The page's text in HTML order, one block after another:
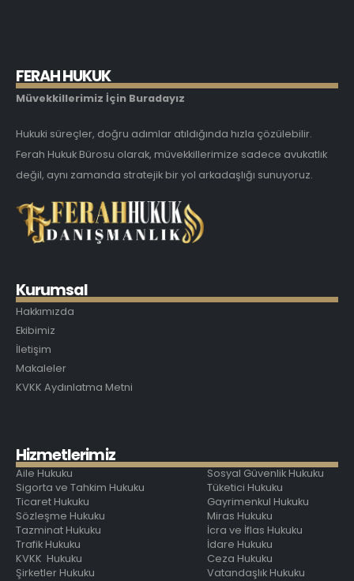
FERAHHUKUK
Müvekkillerimiz İçin Buradayız
Hukuki süreçler, doğru adımlar atıldığında hızla çözülebilir.
Ferah Hukuk Bürosu olarak, müvekkillerimize sadece avukatlık
değil, aynı zamanda stratejik bir yol arkadaşlığı sunuyoruz.
Kurumsal
Hakkımızda
Ekibimiz
İletişim
Makaleler
KVKK Aydınlatma Metni
Hizmetlerimiz
Aile Hukuku
Sigorta ve Tahkim Hukuku
Ticaret Hukuku
Sözleşme Hukuku
Tazminat Hukuku
Trafik Hukuku
KVKK Hukuku
Şirketler Hukuku
Sosyal Güvenlik Hukuku
Tüketici Hukuku
Gayrimenkul Hukuku
Miras Hukuku
İcra ve İflas Hukuku
İdare Hukuku
Ceza Hukuku
Vatandaşlık Hukuku